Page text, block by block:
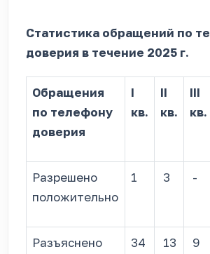
Статистика обращений по
доверия в течение 2025 г.
Обращения
по телефону
доверия
I
кв.
II
кв.
III
кв.
Разрешено
положительно
1 3 -
Разъяснено 34 13 9